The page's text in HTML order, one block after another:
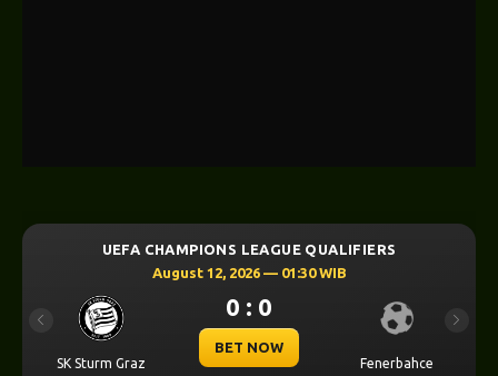
UEFA CHAMPIONS LEAGUE QUALIFIERS
August 12, 2026 — 01:30 WIB
SK Sturm Graz
0 : 0
BET NOW
Fenerbahce
Previous Next